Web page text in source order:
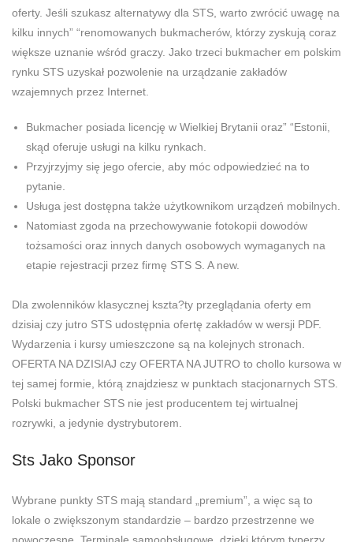
oferty. Jeśli szukasz alternatywy dla STS, warto zwrócić uwagę na
kilku innych” “renomowanych bukmacherów, którzy zyskują coraz
większe uznanie wśród graczy. Jako trzeci bukmacher em polskim
rynku STS uzyskał pozwolenie na urządzanie zakładów
wzajemnych przez Internet.
Bukmacher posiada licencję w Wielkiej Brytanii oraz” “Estonii,
skąd oferuje usługi na kilku rynkach.
Przyjrzyjmy się jego ofercie, aby móc odpowiedzieć na to
pytanie.
Usługa jest dostępna także użytkownikom urządzeń mobilnych.
Natomiast zgoda na przechowywanie fotokopii dowodów
tożsamości oraz innych danych osobowych wymaganych na
etapie rejestracji przez firmę STS S. A new.
Dla zwolenników klasycznej kszta?ty przeglądania oferty em
dzisiaj czy jutro STS udostępnia ofertę zakładów w wersji PDF.
Wydarzenia i kursy umieszczone są na kolejnych stronach.
OFERTA NA DZISIAJ czy OFERTA NA JUTRO to chollo kursowa w
tej samej formie, którą znajdziesz w punktach stacjonarnych STS.
Polski bukmacher STS nie jest producentem tej wirtualnej
rozrywki, a jedynie dystrybutorem.
Sts Jako Sponsor
Wybrane punkty STS mają standard „premium”, a więc są to
lokale o zwiększonym standardzie – bardzo przestrzenne we